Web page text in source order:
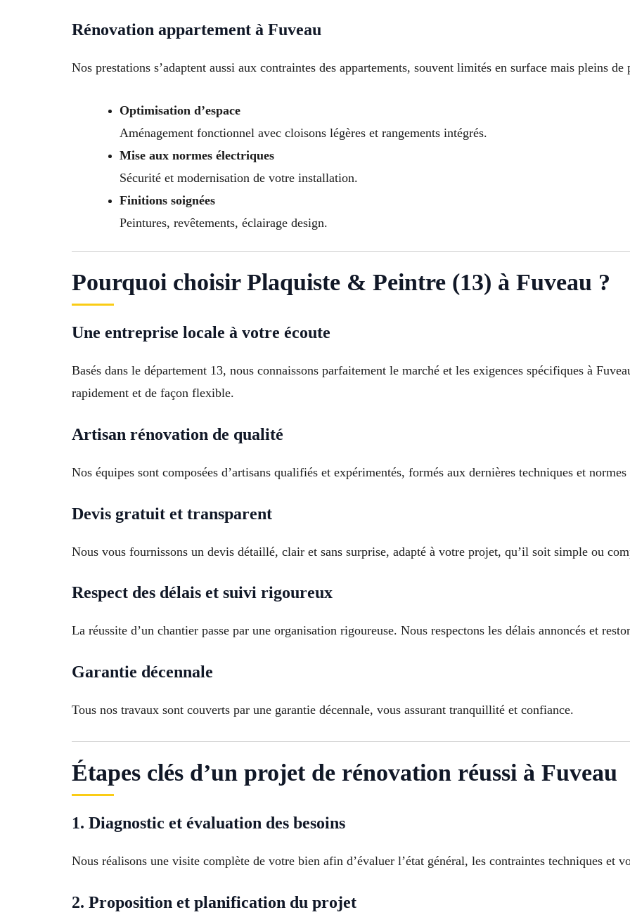
Rénovation appartement à Fuveau
Nos prestations s’adaptent aussi aux contraintes des appartements, souvent limités en surface mais pleins de
Optimisation d’espace
Aménagement fonctionnel avec cloisons légères et rangements intégrés.
Mise aux normes électriques
Sécurité et modernisation de votre installation.
Finitions soignées
Peintures, revêtements, éclairage design.
Pourquoi choisir Plaquiste & Peintre (13) à Fuveau ?
Une entreprise locale à votre écoute
Basés dans le département 13, nous connaissons parfaitement le marché et les exigences spécifiques à
rapidement et de façon flexible.
Artisan rénovation de qualité
Nos équipes sont composées d’artisans qualifiés et expérimentés, formés aux dernières techniques et
Devis gratuit et transparent
Nous vous fournissons un devis détaillé, clair et sans surprise, adapté à votre projet, qu’il soit simple ou
Respect des délais et suivi rigoureux
La réussite d’un chantier passe par une organisation rigoureuse. Nous respectons les délais annoncés et
Garantie décennale
Tous nos travaux sont couverts par une garantie décennale, vous assurant tranquillité et confiance.
Étapes clés d’un projet de rénovation réussi à Fuveau
1. Diagnostic et évaluation des besoins
Nous réalisons une visite complète de votre bien afin d’évaluer l’état général, les contraintes techniques et
2. Proposition et planification du projet